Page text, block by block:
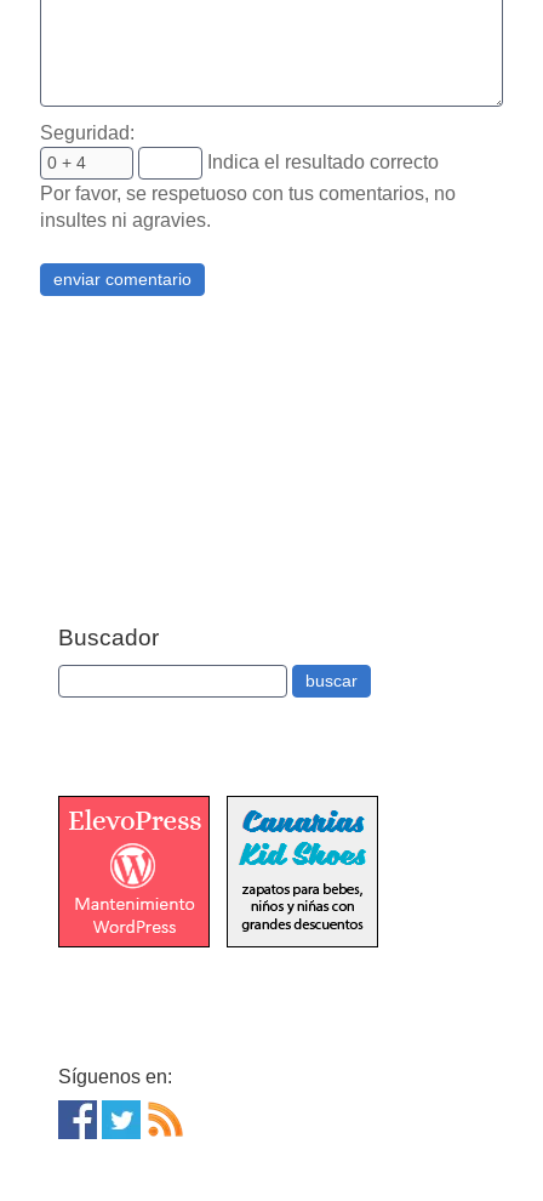
Seguridad:
Indica el resultado correcto
Por favor, se respetuoso con tus comentarios, no
insultes ni agravies.
Buscador
Síguenos en: